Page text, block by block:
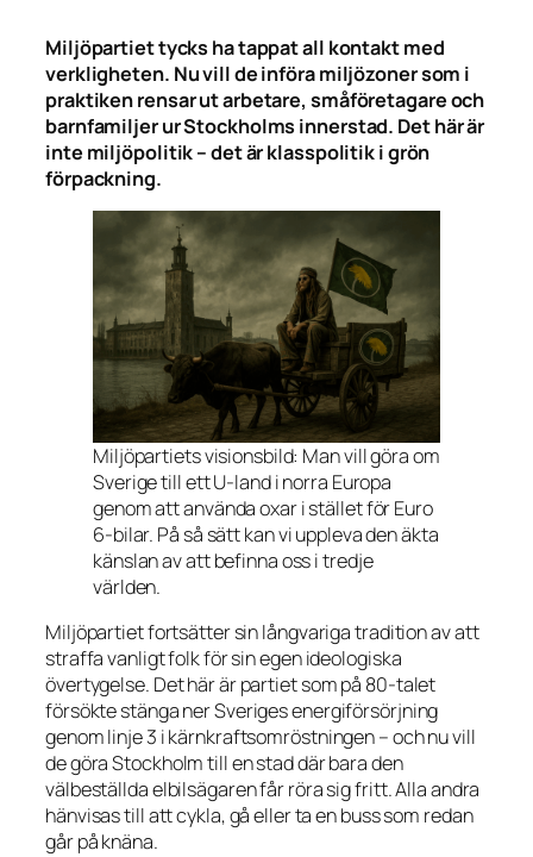
Miljöpartiet tycks ha tappat all kontakt med
verkligheten. Nu vill de införa miljözoner som i
praktiken rensar ut arbetare, småföretagare och
barnfamiljer ur Stockholms innerstad. Det här är
inte miljöpolitik – det är klasspolitik i grön
förpackning.
Miljöpartiets visionsbild: Man vill göra om
Sverige till ett U-land i norra Europa
genom att använda oxar i stället för Euro
6-bilar. På så sätt kan vi uppleva den äkta
känslan av att befinna oss i tredje
världen.
Miljöpartiet fortsätter sin långvariga tradition av att
straffa vanligt folk för sin egen ideologiska
övertygelse. Det här är partiet som på 80-talet
försökte stänga ner Sveriges energiförsörjning
genom linje 3 i kärnkraftsomröstningen – och nu vill
de göra Stockholm till en stad där bara den
välbeställda elbilsägaren får röra sig fritt. Alla andra
hänvisas till att cykla, gå eller ta en buss som redan
går på knäna.